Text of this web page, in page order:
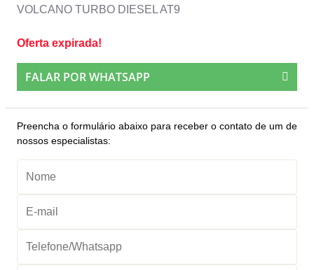
VOLCANO TURBO DIESEL AT9
Oferta expirada!
FALAR POR WHATSAPP
Preencha o formulário abaixo para receber o contato de um de
nossos especialistas: